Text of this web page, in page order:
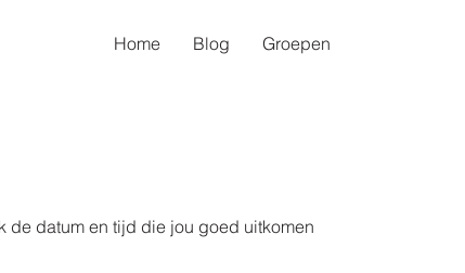
Home Blog Groepen
datum en tijd die jou goed uitkomen